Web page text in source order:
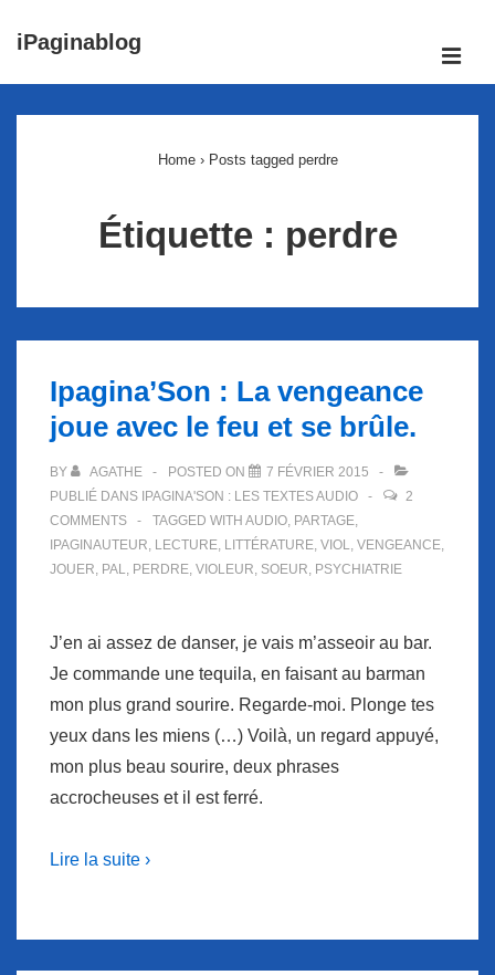
passer
iPaginablog
Home › Posts tagged perdre
Étiquette : perdre
Ipagina’Son : La vengeance
joue avec le feu et se brûle.
BY AGATHE POSTED ON
7 FÉVRIER 2015
PUBLIÉ DANS IPAGINA'SON : LES TEXTES AUDIO
2
COMMENTS
TAGGED WITH AUDIO, PARTAGE,
IPAGINAUTEUR, LECTURE, LITTÉRATURE, VIOL, VENGEANCE,
JOUER, PAL, PERDRE, VIOLEUR, SOEUR, PSYCHIATRIE
J’en ai assez de danser, je vais m’asseoir au bar.
Je commande une tequila, en faisant au barman
mon plus grand sourire. Regarde-moi. Plonge tes
yeux dans les miens (…) Voilà, un regard appuyé,
mon plus beau sourire, deux phrases
accrocheuses et il est ferré.
Lire la suite ›